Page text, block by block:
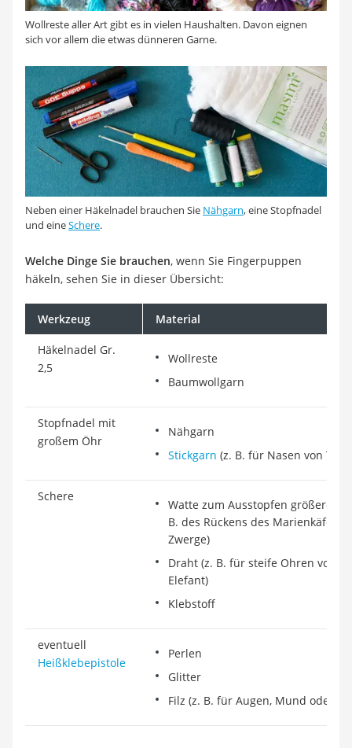
Wollreste aller Art gibt es in vielen Haushalten. Davon eignen
sich vor allem die etwas dünneren Garne.
Neben einer Häkelnadel brauchen Sie Nähgarn, eine Stopfnadel
und eineSchere.
Welche Dinge Sie brauchen, wenn Sie Fingerpuppen
häkeln, sehen Sie in dieser Übersicht:
Werkzeug Material
Häkelnadel Gr.
2,5
Wollreste
Baumwollgarn
Stopfnadel mit
großem Öhr
Nähgarn
Stickgarn (z. B. für Nasen von
Schere
Watte zum Ausstopfen größerer
B. des Rückens des Marienkäfers
Zwerge)
Draht (z. B. für steife Ohren von
Elefant)
Klebstoff
eventuell
Heißklebepistole
Perlen
Glitter
Filz (z. B. für Augen, Mund oder